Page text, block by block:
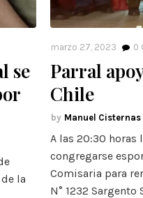
se
la
marzo 27, 2023 0
Parral
Chile
Manuel
A las 20:30 horas
congregarse
Comisaria para
N° 1232 Sargento